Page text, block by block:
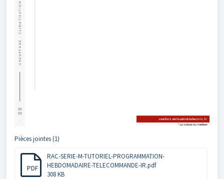
Pièces jointes (1)
PDF
RAC-SERIE-M-TUTORIEL-PROGRAMMATION-
HEBDOMADAIRE-TELECOMMANDE-IR.pdf
308 KB